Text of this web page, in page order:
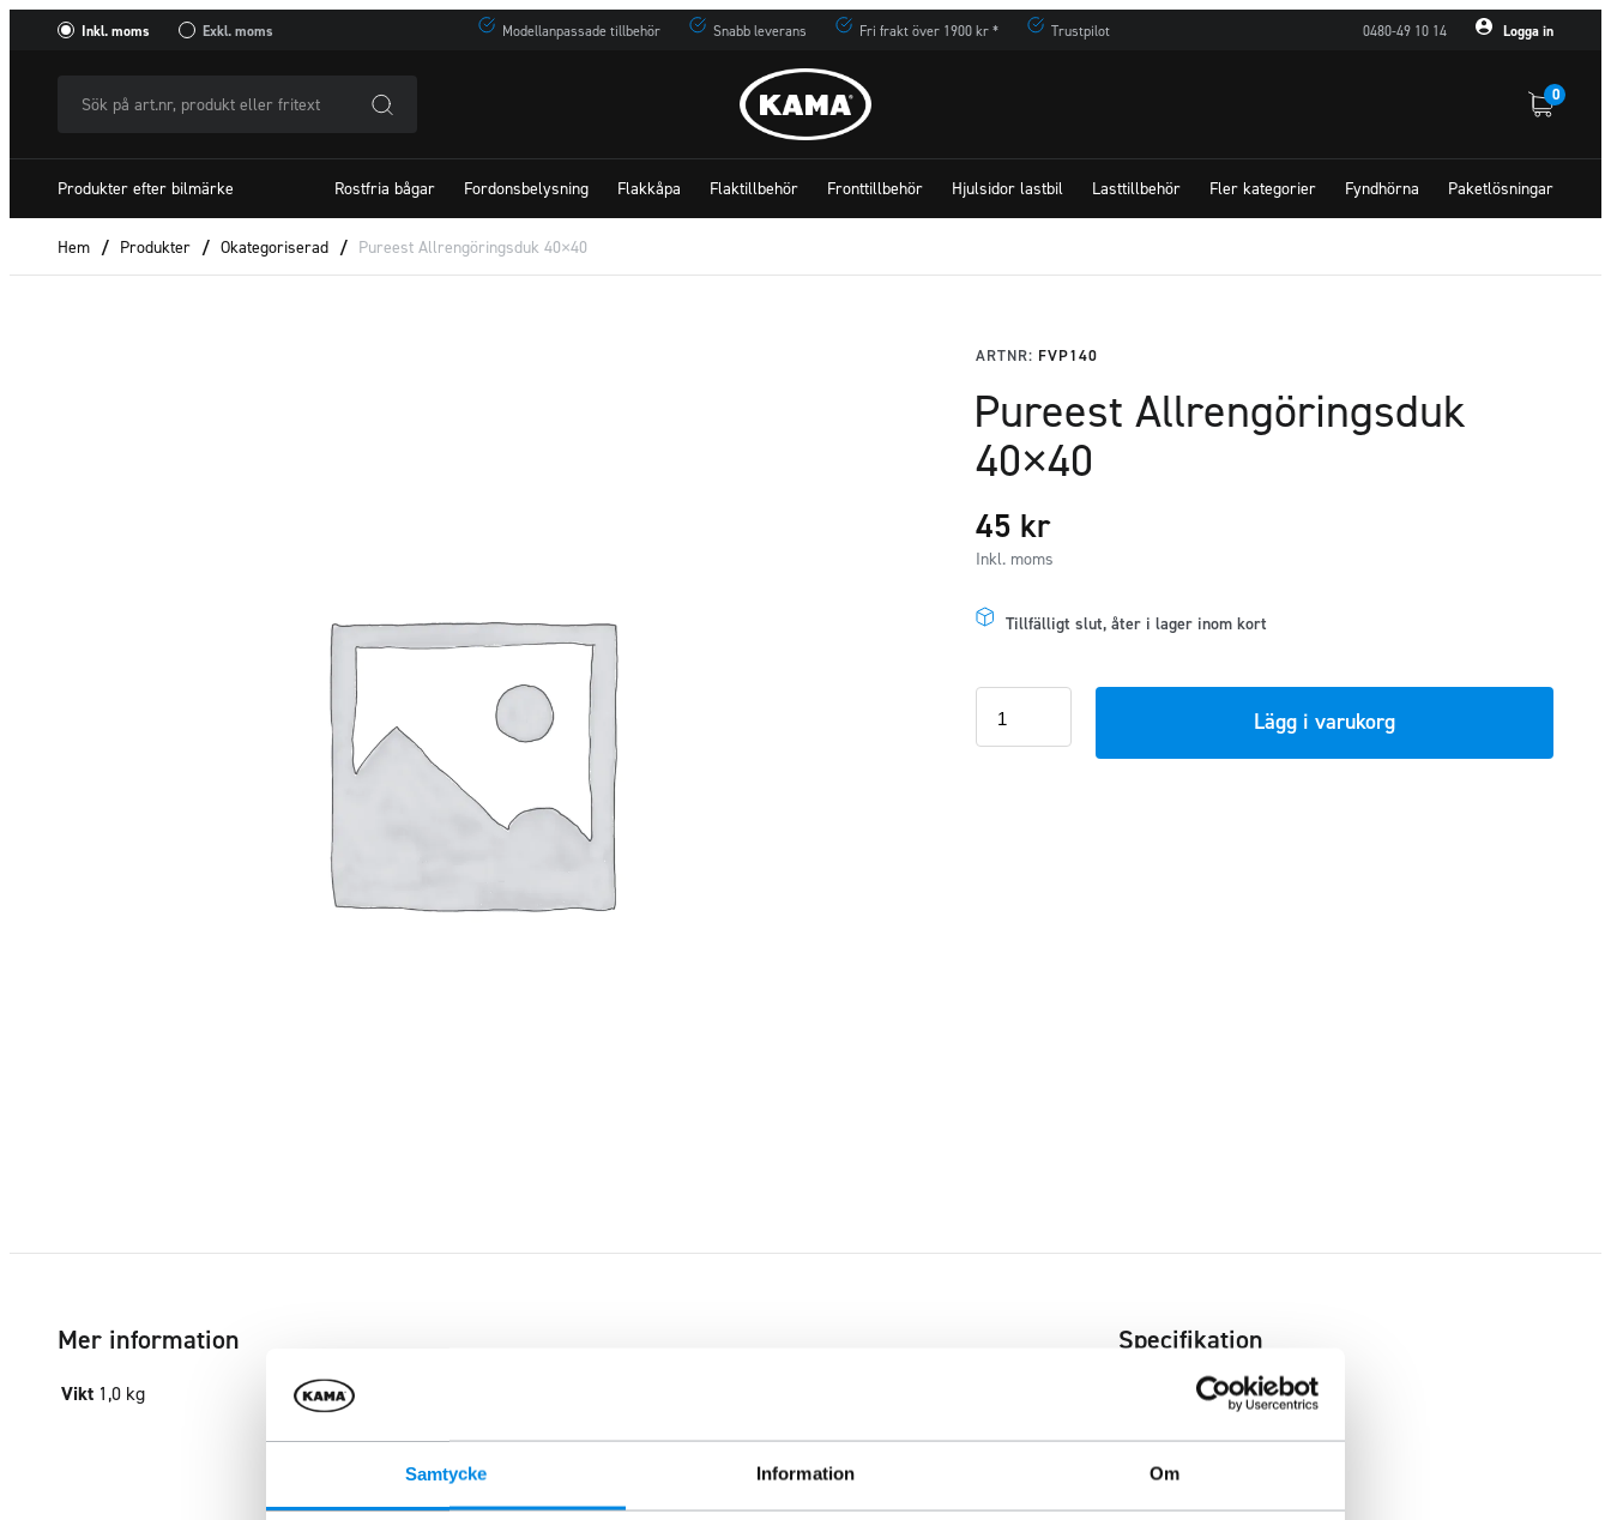
Samtycke Information Om
Inkl. moms Exkl. moms Modellanpassade tillbehör Snabb leverans Fri frakt över 1900 kr * Trustpilot 0480-49 10 14 Logga in
art.nr,
produkt
eller
fritextSök
0
Produkter efter bilmärke Rostfria bågar Fordonsbelysning Flakkåpa Flaktillbehör Fronttillbehör Hjulsidor lastbil Lasttillbehör Fler kategorier Fyndhörna Paketlösningar
Hem / Produkter / Okategoriserad / Pureest Allrengöringsduk 40×40
ARTNR: FVP140
Pureest Allrengöringsduk
40×40
45 kr
Inkl. moms
Tillfälligt slut, åter i lager inom kort
Lägg i varukorg
Mer information
Vikt 1,0 kg
Specifikation